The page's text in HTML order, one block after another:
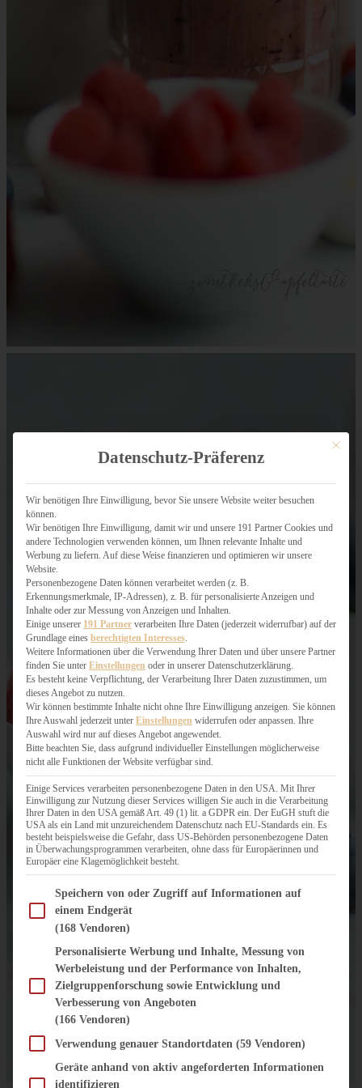
Mit
Datenschutz-Präferenz
Wir benötigen Ihre Einwilligung, bevor Sie unsere Website weiter besuchen
können.
Wir benötigen Ihre Einwilligung, damit wir und unsere 191 Partner Cookies und
andere Technologien verwenden können, um Ihnen relevante Inhalte und
Werbung zu liefern. Auf diese Weise finanzieren und optimieren wir unsere
Website.
Personenbezogene Daten können verarbeitet werden (z. B.
Erkennungsmerkmale, IP-Adressen), z. B. für personalisierte Anzeigen und
Inhalte oder zur Messung von Anzeigen und Inhalten.
Einige unserer 191 Partner verarbeiten Ihre Daten (jederzeit widerrufbar) auf der
Grundlage eines berechtigten Interesses
Weitere Informationen über die Verwendung Ihrer Daten und über unsere Partner
finden Sie unter Einstellungen oder in unserer Datenschutzerklärung.
Es besteht keine Verpflichtung, der Verarbeitung Ihrer Daten zuzustimmen, um
dieses Angebot zu nutzen.
Wir können bestimmte Inhalte nicht ohne Ihre Einwilligung anzeigen. Sie können
Ihre Auswahl jederzeit unter Einstellungen widerrufen oder anpassen. Ihre
Auswahl wird nur auf dieses Angebot angewendet.
Bitte beachten Sie, dass aufgrund individueller Einstellungen möglicherweise
nicht alle Funktionen der Website verfügbar sind.
Einige Services verarbeiten personenbezogene Daten in den USA. Mit Ihrer
Einwilligung zur Nutzung dieser Services willigen Sie auch in die Verarbeitung
Ihrer Daten in den USA gemäß Art. 49 (1) lit. a GDPR ein. Der EuGH stuft die
USA als ein Land mit unzureichendem Datenschutz nach EU-Standards ein. Es
besteht beispielsweise die Gefahr, dass US-Behörden personenbezogene Daten
in Überwachungsprogrammen verarbeiten, ohne dass für Europäerinnen und
Europäer eine Klagemöglichkeit besteht.
Im Folgenden finden Sie eine Liste der Zwecke des IAB Transparency and Consent
Speichern von oder Zugriff auf Informationen auf
einem Endgerät
(168 Vendoren)
Personalisierte Werbung und Inhalte, Messung von
Werbeleistung und der Performance von Inhalten,
Zielgruppenforschung sowie Entwicklung und
Verbesserung von Angeboten
(166 Vendoren)
Verwendung genauer Standortdaten (59 Vendoren)
Geräte anhand von aktiv angeforderten Informationen
identifizieren